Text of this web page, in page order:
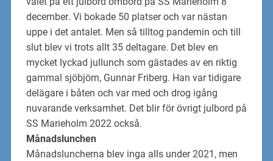
december. Vi bokade 50 platseroch var nästan
uppe i det antalet. Men så tilltog pandemin och till
slut blev vi trots allt 35 deltagare. Det blev en
mycket lyckad jullunch som gästades av en riktig
gammal sjöbjörn, Gunnar Friberg. Han var tidigare
del ägare i båten och var med och drog igång
nuvarandeverksamhet. Det blir för övrigt julbord på
SS Marieholm 2022 också.
Månadslunchen
Månadsluncherna blev inga alls under 2021 , men